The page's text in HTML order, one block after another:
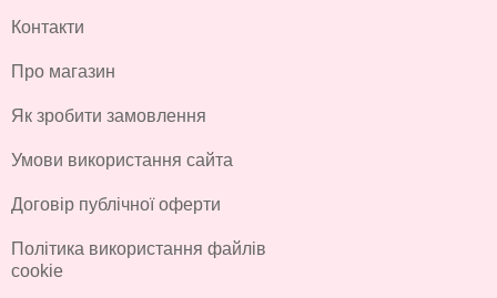
Контакти
Про магазин
Як зробити замовлення
Умови використання сайта
Договір публічної оферти
Політика використання файлів
cookie